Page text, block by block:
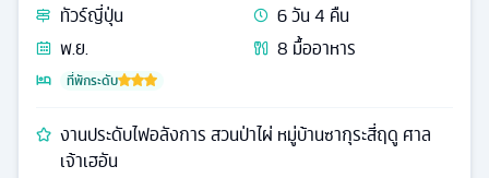
ทัวร์ญี่ปุ่น 6วัน4 คืน
พ.ย.
8 มื้ออาหาร
ที่พักระดับ
งานประดับไฟอลังการ สวนป่าไผ่ หมู่บ้านซากุระสี่ฤดู ศาล
เจ้าเฮอัน